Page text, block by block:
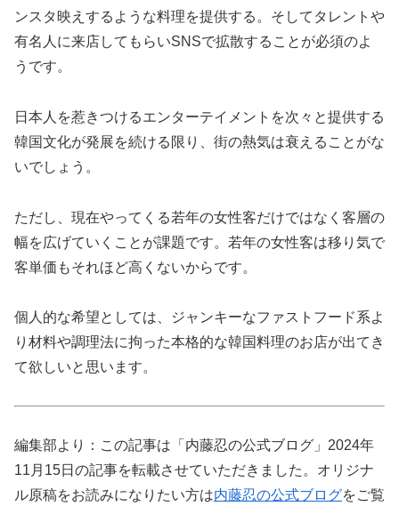
ンスタ映えするような料理を提供する。そしてタレントや
有名人に来店してもらいSNSで拡散することが必須のよ
うです。
日本人を惹きつけるエンターテイメントを次々と提供する
韓国文化が発展を続ける限り、街の熱気は衰えることがな
いでしょう。
ただし、現在やってくる若年の女性客だけではなく客層の
幅を広げていくことが課題です。若年の女性客は移り気で
客単価もそれほど高くないからです。
個人的な希望としては、ジャンキーなファストフード系よ
り材料や調理法に拘った本格的な韓国料理のお店が出てき
て欲しいと思います。
編集部より：この記事は「内藤忍の公式ブログ」2024年
11月15日の記事を転載させていただきました。オリジナ
ル原稿をお読みになりたい方は内藤忍の公式ブログをご覧